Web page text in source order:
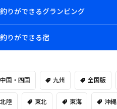
釣りができるグランピング
釣りができる宿
中国・四国 九州 全国版
北陸 東北 東海 沖縄